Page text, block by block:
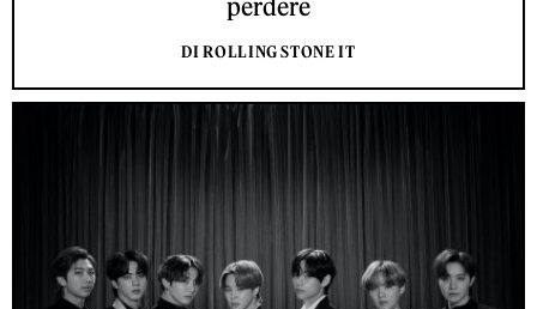
perdere
DI ROLLING STONE IT